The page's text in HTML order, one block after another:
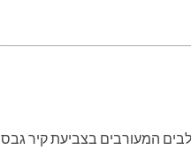
המעורבים בצביעת קיר גבס